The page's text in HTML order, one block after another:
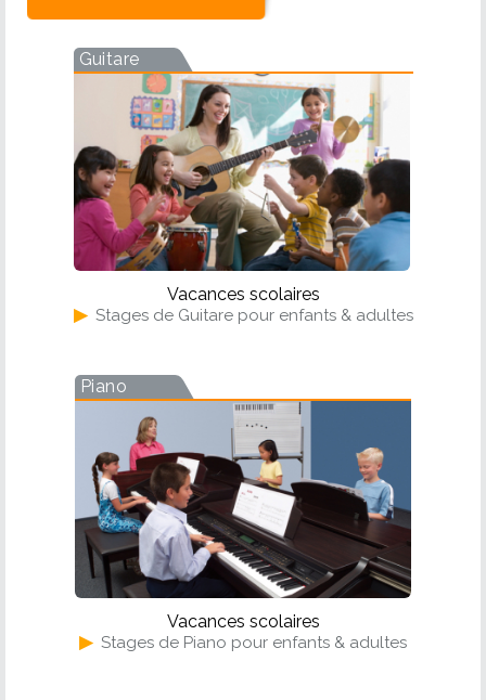
Guitare
Vacances scolaires
▶ Stages de Guitare pour enfants & adultes
Piano
Vacances scolaires
▶ Stages de Piano pour enfants & adultes